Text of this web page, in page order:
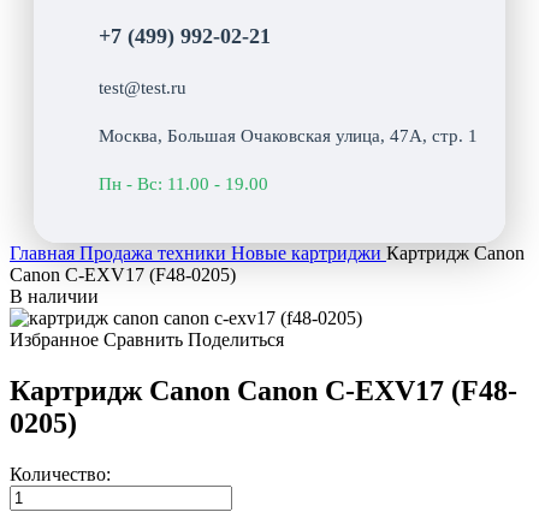
+7 (499) 992-02-21
test@test.ru
Москва, Большая Очаковская улица, 47А, стр. 1
Пн - Вс: 11.00 - 19.00
Главная Продажа техники Новые картриджи Картридж Canon
Canon C-EXV17 (F48-0205)
В наличии
Избранное Сравнить Поделиться
Картридж Canon Canon C-EXV17 (F48-
0205)
Количество: